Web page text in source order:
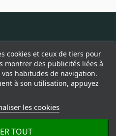
cookies et ceux de tiers pour
montrer des publicités liées à
habitudes de navigation.
à son utilisation, appuyez
les cookies
TOUT